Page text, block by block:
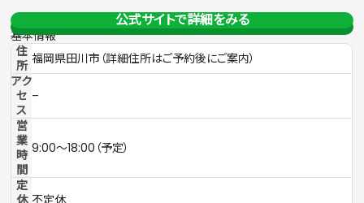
公式サイトで詳細をみる
基本情報
住
所 福岡県田川市（詳細住所はご予約後にご案内）
アク
セ
ス
–
営
業
時
間
9:00〜18:00（予定）
定